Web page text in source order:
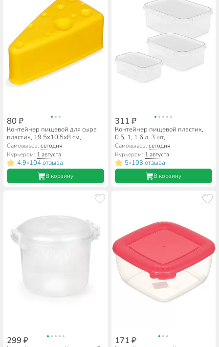
80 ₽
Контейнер пищевой для сыра
пластик, 19.5х10.5х8 см,
Альтернатива, м4672
Самовывоз:сегодня
Курьером: 1 августа
4.9•104 отзыва
В корзину
311 ₽
Контейнер пищевой пластик,
0.5, 1, 1.6 л, 3 шт,
прямоугольный, на защелках,
Альтернатива, Прайм, М8503
Самовывоз: сегодня
Курьером: 1 августа
5•103 отзыва
В корзину
299 ₽ 171 ₽